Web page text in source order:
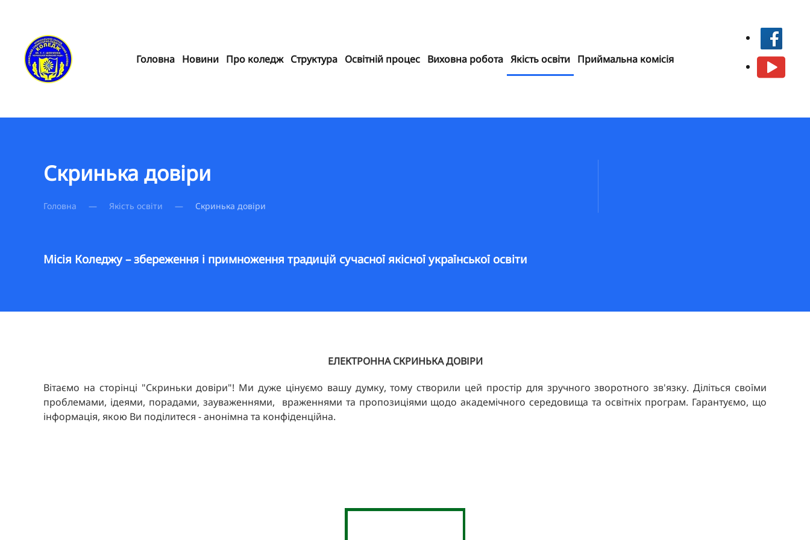
Skip to main content
Головна Новини Про коледж Структура Освітній процес Виховна робота Якість освіти Приймальна комісія
Скринька довіри
Головна Якість освіти Скринька довіри
Місія Коледжу – збереження і примноження традицій сучасної якісної української освіти
ЕЛЕКТРОННА СКРИНЬКА ДОВІРИ
Вітаємо на сторінці "Скриньки довіри"! Ми дуже цінуємо вашу думку, тому створили цей простір для зручного зворотного зв'язку. Діліться своїми
проблемами, ідеями, порадами, зауваженнями, враженнями та пропозиціями щодо академічного середовища та освітніх програм. Гарантуємо, що
інформація, якою Ви поділитеся - анонімна та конфіденційна.